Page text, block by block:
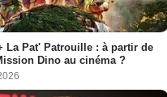
La Pat' Patrouille : à partir de
Dino au cinéma ?